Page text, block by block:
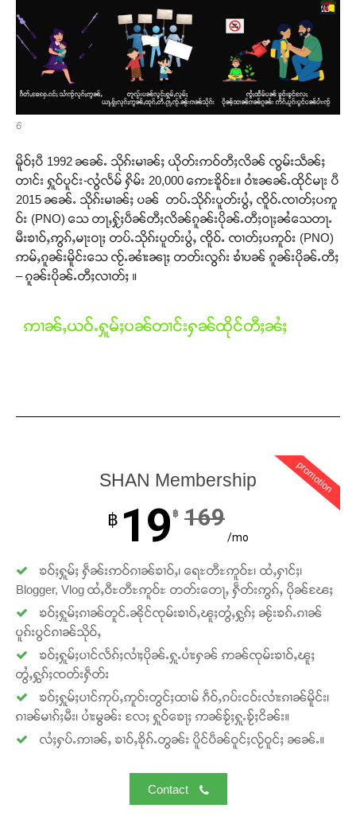
Support SHAN
တႃႇႁႂ်ႈသဵင်ၵၢင်ၸႂ်ၵူၼ်းမိူင်း ၵူႈတီႈၵူႈလႅၼ်ပေႃးတေၸွ
တ်ႇ တူဝ်ႈလုမ်ႈၾႃႉၼၼ်ႉ ၶဝ်ႈႁူမ်ႈၵမ်ႉထႅမ် ၸုမ်းၶၢ
ဝ်ႇၽူႈတွႆႇႁွၵ်ႈ လႆႈယူႇၶႃႈဢေႃႈ။
6
မိူဝ်ႈပီ 1992 ၼၼ်ႉ သိုၵ်းမၢၼ်ႈ ယိုတ်းဢဝ်တီႈလိၼ် ၸွမ်းသဵၼ်ႈ
တၢင်း ႁူဝ်ပူင်း-လွႆလႅမ် ႁိမ်း 20,000 ဢေႊၶိူဝ်ႊ။ ဝၢႆးၼၼ်ႉထိုင်မႃး ပီ
2015 ၼၼ်ႉ သိုၵ်းမၢၼ်ႈ ပၼ် တပ်ႉသိုၵ်းပူတ်းပွႆႇ ၸိူဝ်ႉၸၢတ်ႈပဢူ
ဝ်း (PNO) သေ တႃႇႁႂ်ႈပဵၼ်တီႈလိၼ်ၵူၼ်းပိုၼ်ႉတီႈဝႃႈၼႆသေတႃႉ
မီးၶၢဝ်ႇဢွၵ်ႇမႃးဝႃႈ တပ်ႉသိုၵ်းပူတ်းပွႆႇ ၸိူဝ်ႉ ၸၢတ်ႈပဢူဝ်း (PNO)
ဢမ်ႇၵူၼ်းမိူင်းသေ ၸႂ်ႉၼၢႆးၼႃႈ တတ်းလွၵ်း ၶၢႆပၼ် ၵူၼ်းပိုၼ်ႉတီႈ
– ၵူၼ်းပိုၼ်ႉတီႈလၢတ်ႈ ။
ဢၢၼ်ႇယဝ်ႉႁူမ်ႈပၼ်တၢင်းႁၼ်ထိုင်တီႈၼႆႈ
promotion
SHAN Membership
฿ 19 ฿ 169
/mo
ၶဝ်ႈႁူမ်ႈ ႁဵၼ်းဢဝ်ၵၢၼ်ၶၢဝ်ႇ၊ ရေႊတီႊဢူဝ်ႊ၊ ထႆႇႁၢင်ႈ၊
Blogger, Vlog ထႆႇဝီႊတီႊဢူဝ်ႊ တတ်းတေႃႇ ႁဵတ်းဢွၵ်ႇ ပိုၼ်ၽႄႈ
ၶဝ်ႈႁူမ်ႈၵၢၼ်တူင်ႉၼိုင်ၸုမ်းၶၢဝ်ႇၽူႈတွႆႇႁွၵ်ႈ ၼႂ်းၶၵ်ႉၵၢၼ်
ပူၵ်းပွင်ၵၢၼ်သိုဝ်ႇ
ၶဝ်ႈႁူမ်ႈပၢင်လႅၵ်ႈလၢႆႈပိုၼ်ႉႁူႉပၢႆးႁၼ် ဢၼ်ၸုမ်းၶၢဝ်ႇၽူႈ
တွႆႇႁွၵ်ႈၸတ်းႁဵတ်း
ၶဝ်ႈႁူမ်ႈပၢင်ဢုပ်ႇဢူဝ်းတွင်ႈထၢမ် ၵဵဝ်ႇၵပ်းငဝ်းလၢႆးၵၢၼ်မိူင်း၊
ၵၢၼ်မၢၵ်ႈမီး၊ ပၢႆးမွၼ်း လႄႈ ႁူဝ်ၶေႃႈ ဢၼ်ၶႂ်ႈႁူႉၶႂ်ႈငိၼ်း။
လႆႈႁပ်ႉဢၢၼ်ႇ ၶၢဝ်ႇၶိုၵ်ႉတွၼ်း ပိူင်ပဵၼ်ဝူင်ႈလႂ်ဝူင်ႈ ၼၼ်ႉ။
Contact